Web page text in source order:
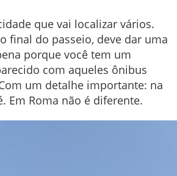
que vai localizar vários.
final do passeio, deve dar uma
porque você tem um
com aqueles ônibus
um detalhe importante: na
Em Roma não é diferente.